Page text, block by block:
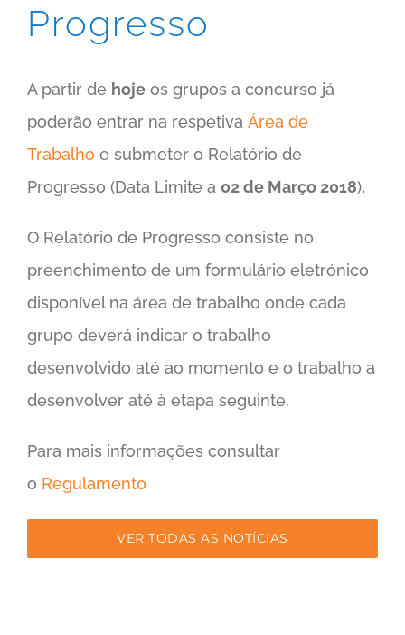
Progresso
A partir de hoje os grupos a concurso já
poderão entrar na respetiva Área de
Trabalho e submeter o Relatório de
Progresso (Data Limite a 02 de Março 2018).
O Relatório de Progresso consiste no
preenchimento de um formulário eletrónico
disponível na área de trabalho onde cada
grupo deverá indicar o trabalho
desenvolvido até ao momento e o trabalho a
desenvolver até à etapa seguinte.
Para mais informações consultar
o Regulamento
VER TODAS AS NOTÍCIAS